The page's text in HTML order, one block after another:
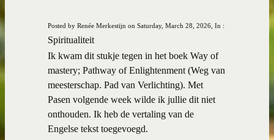
Posted by Renée Merkestijn on Saturday, March 28, 2026, In :
Spiritualiteit
Ik kwam dit stukje tegen in het boek Way of
mastery; Pathway of Enlightenment (Weg van
meesterschap. Pad van Verlichting). Met
Pasen volgende week wilde ik jullie dit niet
onthouden. Ik heb de vertaling van de
Engelse tekst toegevoegd.